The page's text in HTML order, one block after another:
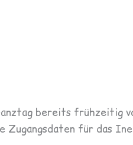
bereits frühzeitig
für das